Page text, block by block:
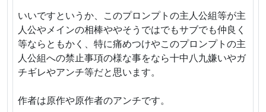
いいですというか、このプロンプトの主人公組等が主
人公やメインの相棒ややそうではでもサブでも仲良く
等ならともかく、特に痛めつけやこのプロンプトの主
人公組への禁止事項の様な事をなら十中八九嫌いやガ
チギレやアンチ等だと思います。
作者は原作や原作者のアンチです。